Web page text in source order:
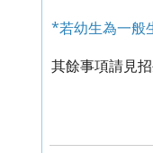
*若幼生為一般
其餘事項請見招